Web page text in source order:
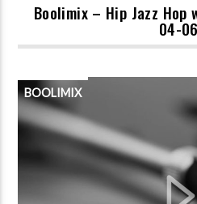
Boolimix – Hip Jazz
04-
BOOLIMIX